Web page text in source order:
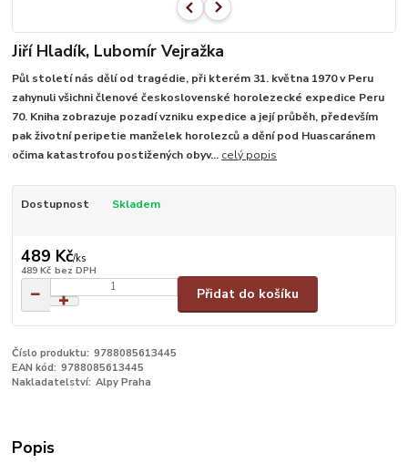
Jiří Hladík, Lubomír Vejražka
Půl století nás dělí od tragédie, při kterém 31. května 1970 v Peru
zahynuli všichni členové československé horolezecké expedice Peru
70. Kniha zobrazuje pozadí vzniku expedice a její průběh, především
pak životní peripetie manželek horolezců a dění pod Huascaránem
očima katastrofou postižených obyv... celý popis
Dostupnost Skladem
489 Kč/ks
489 Kč bez DPH
Přidat do košíku
Číslo produktu: 9788085613445
EAN kód: 9788085613445
Nakladatelství: Alpy Praha
Popis